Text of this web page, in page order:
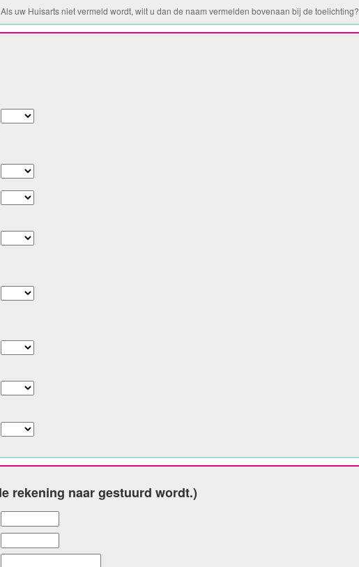
Als uw Huisarts niet vermeld wordt, wilt u dan de naam vermelden bovenaan bij de toelichting?
rekening naar gestuurd wordt.)